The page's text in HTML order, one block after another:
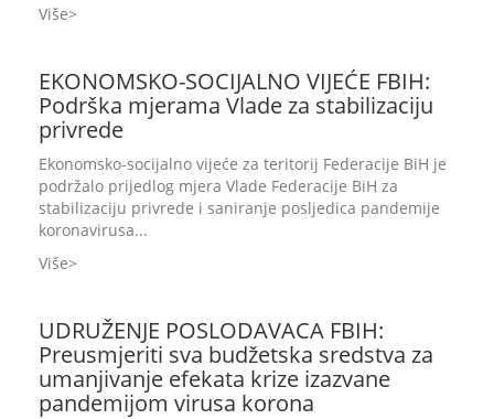
Više
EKONOMSKO-SOCIJALNO VIJEĆE FBIH:
Podrška mjerama Vlade za stabilizaciju
privrede
Ekonomsko-socijalno vijeće za teritorij Federacije BiH je
podržalo prijedlog mjera Vlade Federacije BiH za
stabilizaciju privrede i saniranje posljedica pandemije
koronavirusa...
Više
UDRUŽENJE POSLODAVACA FBIH:
Preusmjeriti sva budžetska sredstva za
umanjivanje efekata krize izazvane
pandemijom virusa korona